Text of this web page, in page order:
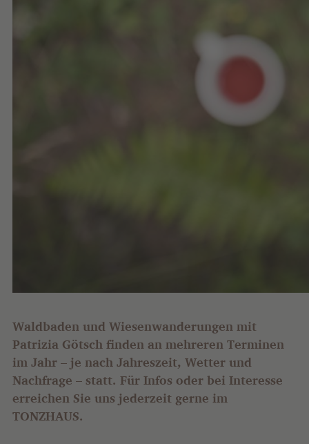
Waldbaden und Wiesenwanderungen mit
Patrizia Götsch finden an mehreren Terminen
im Jahr – je nach Jahreszeit, Wetter und
Nachfrage – statt. Für Infos oder bei Interesse
erreichen Sie uns jederzeit gerne im
TONZHAUS.